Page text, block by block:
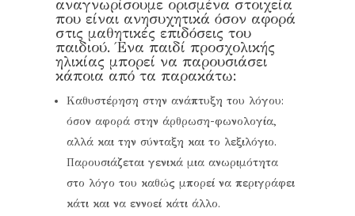
αναγνωρίσουμε ορισμένα στοιχεία
που είναι ανησυχητικά όσον αφορά
στις μαθητικές επιδόσεις του
παιδιού. Ένα παιδί προσχολικής
ηλικίας μπορεί να παρουσιάσει
κάποια από τα παρακάτω:
Καθυστέρηση στην ανάπτυξη του λόγου:
όσον αφορά στην άρθρωση-φωνολογία,
αλλά και την σύνταξη και το λεξιλόγιο.
Παρουσιάζεται γενικά μια ανωριμότητα
στο λόγο του καθώς μπορεί να περιγράφει
κάτι και να εννοεί κάτι άλλο.